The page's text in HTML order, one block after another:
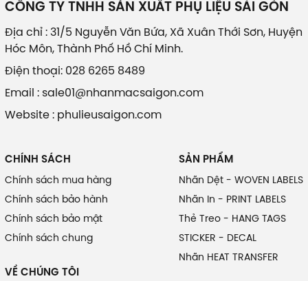
CÔNG TY TNHH SẢN XUẤT PHỤ LIỆU SÀI GÒN
Địa chỉ : 31/5 Nguyễn Văn Bứa, Xã Xuân Thới Sơn, Huyện
Hóc Môn, Thành Phố Hồ Chí Minh.
Điện thoại: 028 6265 8489
Email : sale01@nhanmacsaigon.com
Website : phulieusaigon.com
CHÍNH SÁCH
Chính sách mua hàng
Chính sách bảo hành
Chính sách bảo mật
Chính sách chung
SẢN PHẨM
Nhãn Dệt - WOVEN LABELS
Nhãn In - PRINT LABELS
Thẻ Treo - HANG TAGS
STICKER - DECAL
Nhãn HEAT TRANSFER
VỀ CHÚNG TÔI